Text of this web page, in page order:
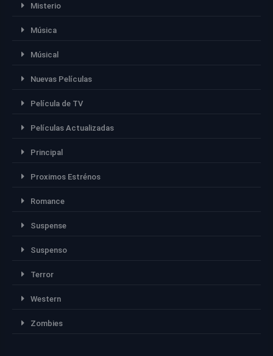
Misterio
Música
Músical
Nuevas Películas
Película de TV
Películas Actualizadas
Principal
Proximos Estrénos
Romance
Suspense
Suspenso
Terror
Western
Zombies